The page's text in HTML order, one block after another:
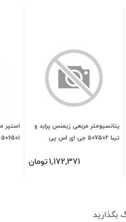
پتانسیومتر مربعی زیمنس پراید و
تیبا 507502 جی ای اس پی
1,172,371تومان
506501 جی ای اس پی
بگذارید